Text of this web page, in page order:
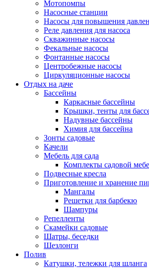
Мотопомпы
Насосные станции
Насосы для повышения
Реле давления для насоса
Скважинные насосы
Фекальные насосы
Фонтанные насосы
Центробежные насосы
Циркуляционные насосы
Отдых на даче
Бассейны
Каркасные бассейны
Крышки, тенты для
Надувные бассейны
Химия для бассейна
Зонты садовые
Качели
Мебель для сада
Комплекты садовой
Подвесные кресла
Приготовление и хранение
Мангалы
Решетки для барбекю
Шампуры
Репелленты
Скамейки садовые
Шатры, беседки
Шезлонги
Полив
Катушки, тележки для шланга